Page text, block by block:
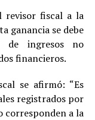
revisor fiscal a la
ganancia se debe
de ingresos no
financieros.
se afirmó: “Es
registrados por
corresponden a la